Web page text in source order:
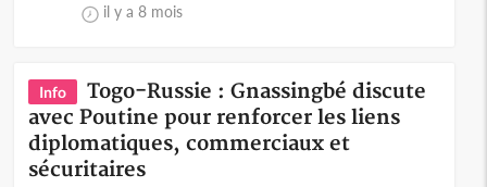
il y a 8 mois
Info
Togo-Russie : Gnassingbé discute
avec Poutine pour renforcer les liens
diplomatiques, commerciaux et
sécuritaires